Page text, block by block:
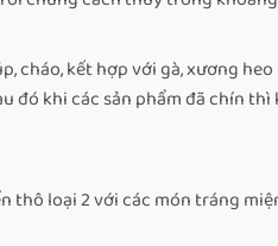
cháo, kết hợp với gà, xương
đó khi các sản phẩm đã chín
thô loại 2 với các món tráng